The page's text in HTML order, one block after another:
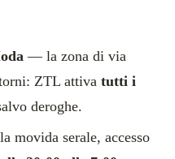
— la zona di via
ZTL attiva tutti i
deroghe.
movida serale, accesso